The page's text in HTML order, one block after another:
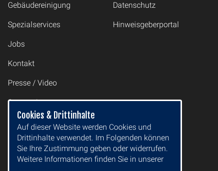
Gebäudereinigung
Spezialservices
Jobs
Kontakt
Presse / Video
Sponsoring
Datenschutz
Hinweisgeberportal
2M Gruppe GmbH
Drewitzer Straße 50
14478 Potsdam
Cookies & Drittinhalte
Auf dieser Website werden Cookies und
Drittinhalte verwendet. Im Folgenden können
Sie Ihre Zustimmung geben oder widerrufen.
Weitere Informationen finden Sie in unserer